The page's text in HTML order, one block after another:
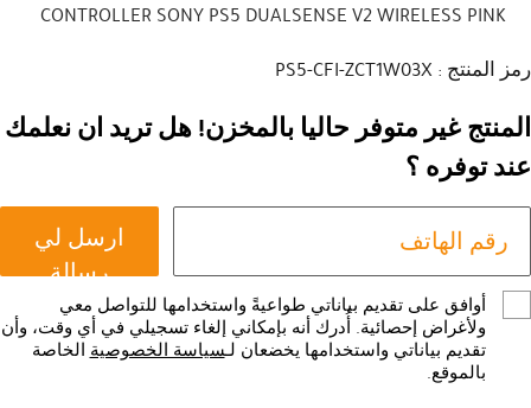
CONTROLLER SONY PS5 DUALSENSE V2 WIRELESS PINK
رمز المنتج : PS5-CFI-ZCT1W03X
المنتج غير متوفر حاليا بالمخزن! هل تريد ان نعلمك
عند توفره ؟
ارسل لي
رسالة
أوافق على تقديم بياناتي طواعيةً واستخدامها للتواصل معي
ولأغراض إحصائية. أُدرك أنه بإمكاني إلغاء تسجيلي في أي وقت، وأن
تقديم بياناتي واستخدامها يخضعان لـسياسة الخصوصية الخاصة
بالموقع.